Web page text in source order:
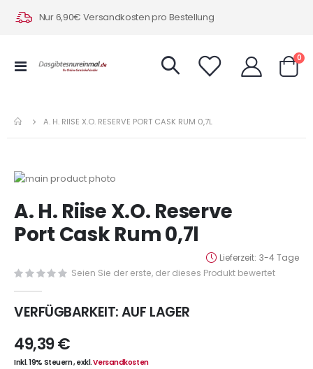
Nur 6,90€ Versandkosten pro Bestellung
Navigation
0
A. H. RIISE X.O. RESERVE PORT CASK RUM 0,7L
Zum
der
Bildergalerie
springen
Anfang
der
Bildergalerie
A. H. Riise X.O. Reserve
Port Cask Rum 0,7l
Lieferzeit 3-4 Tage
Seien Sie der erste, der dieses Produkt bewertet
VERFÜGBARKEIT:AUF LAGER
49,39 €
Inkl. 19% Steuern,exkl.Versandkosten